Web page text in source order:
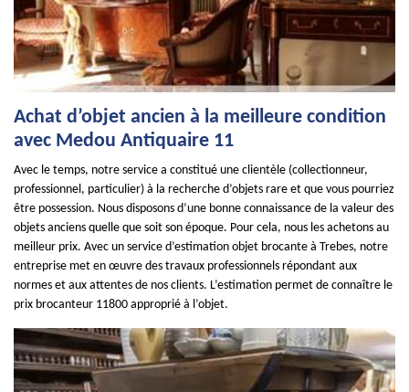
Achat d’objet ancien à la meilleure condition
avec Medou Antiquaire 11
Avec le temps, notre service a constitué une clientèle (collectionneur,
professionnel, particulier) à la recherche d’objets rare et que vous pourriez
être possession. Nous disposons d’une bonne connaissance de la valeur des
objets anciens quelle que soit son époque. Pour cela, nous les achetons au
meilleur prix. Avec un service d’estimation objet brocante à Trebes, notre
entreprise met en œuvre des travaux professionnels répondant aux
normes et aux attentes de nos clients. L’estimation permet de connaître le
prix brocanteur 11800 approprié à l’objet.